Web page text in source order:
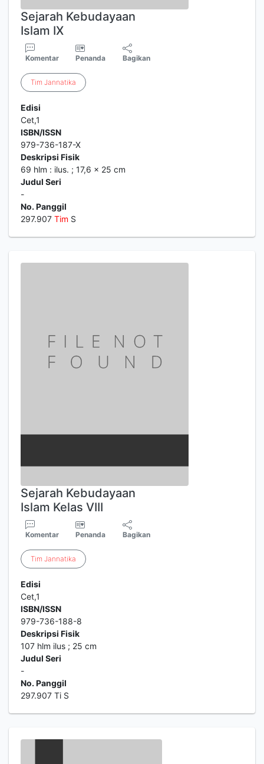
Sejarah Kebudayaan
Islam IX
Komentar Penanda Bagikan
Tim Jannatika
Edisi
Cet,1
ISBN/ISSN
979-736-187-X
Deskripsi Fisik
69 hlm : ilus. ; 17,6 x 25 cm
Judul Seri
-
No. Panggil
297.907 Tim S
Sejarah Kebudayaan
Islam Kelas VIII
Komentar Penanda Bagikan
Tim Jannatika
Edisi
Cet,1
ISBN/ISSN
979-736-188-8
Deskripsi Fisik
107 hlm ilus ; 25 cm
Judul Seri
-
No. Panggil
297.907 Ti S